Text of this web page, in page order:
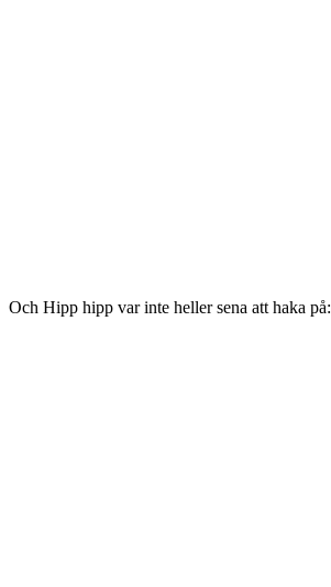
Och Hipp hipp var inte heller sena att haka på: